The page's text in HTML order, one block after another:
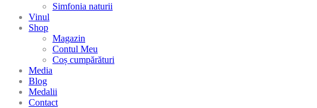
Simfonia naturii
Vinul
Shop
Magazin
Contul Meu
Coș cumpărături
Media
Blog
Medalii
Contact